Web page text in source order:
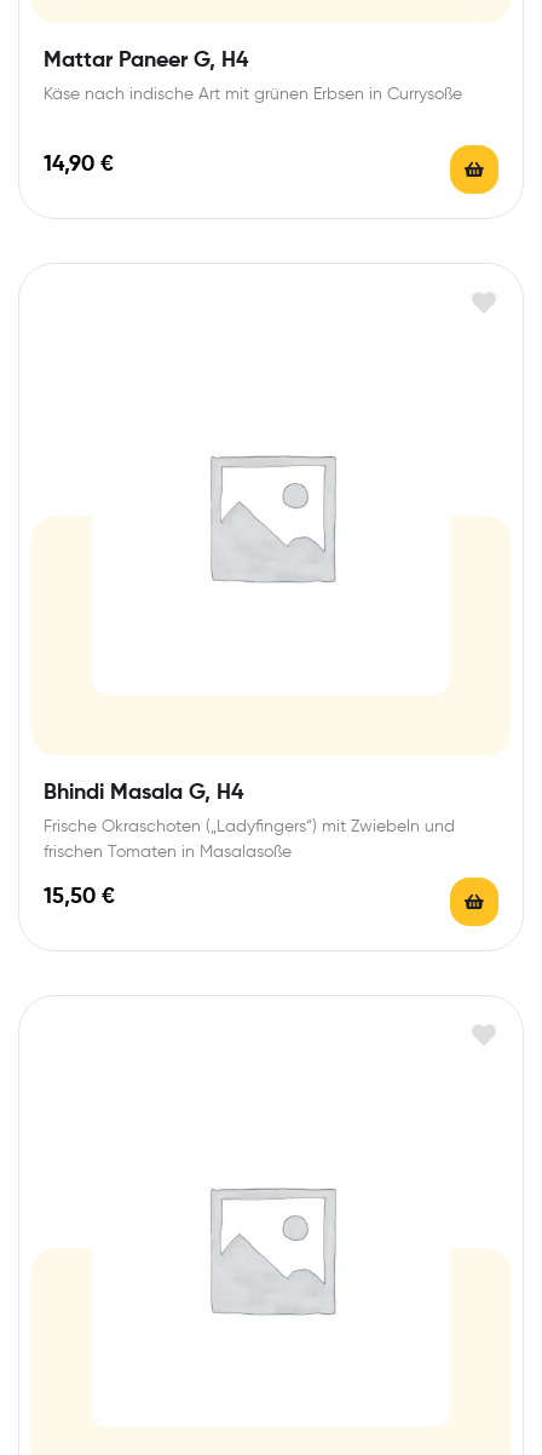
Mattar Paneer G, H4
Käse nach indische Art mit grünen Erbsen in Currysoße
14,90 €
Bhindi Masala G, H4
Frische Okraschoten („Ladyfingers“) mit Zwiebeln und
frischen Tomaten in Masalasoße
15,50 €